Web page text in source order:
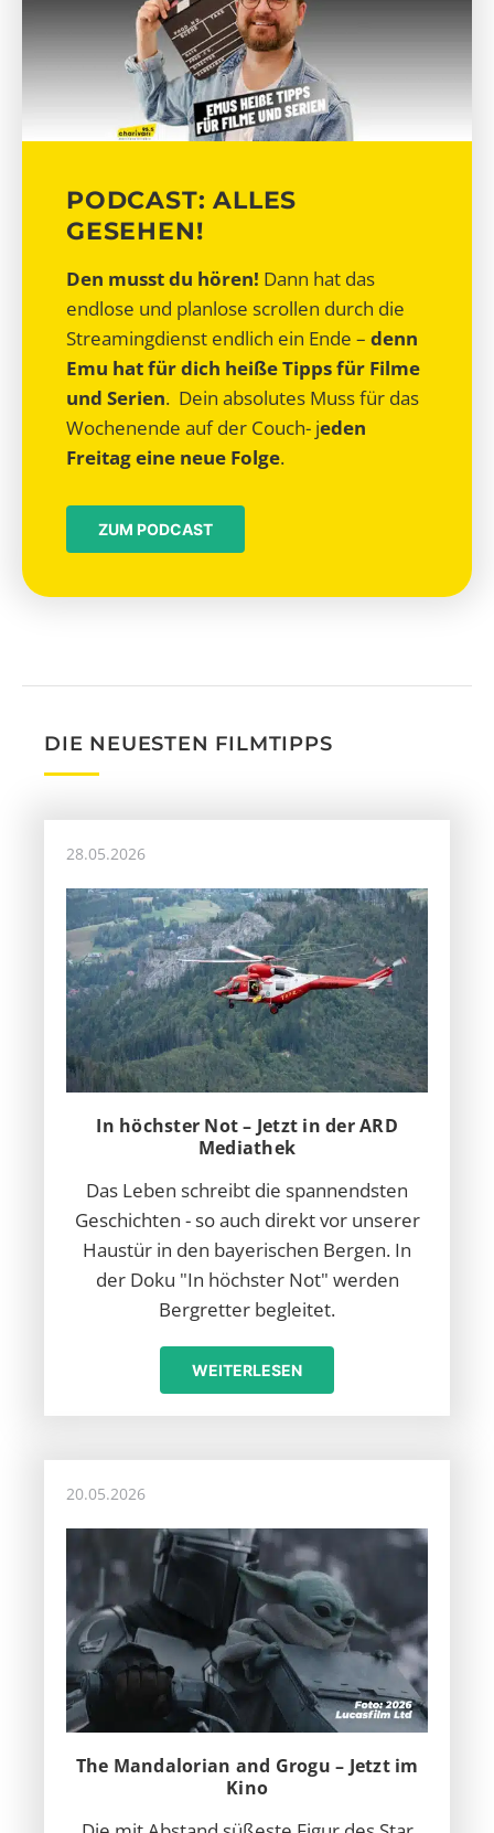
PODCAST: ALLES
GESEHEN!
Den musst du hören! Dann hat das
endlose und planlose scrollen durch die
Streamingdienst endlich ein Ende – denn
Emu hat für dich heiße Tipps für Filme
und Serien. Dein absolutes Muss für das
Wochenende auf der Couch- jeden
Freitag eine neue Folge.
ZUM PODCAST
DIE NEUESTEN FILMTIPPS
28.05.2026
In höchster Not – Jetzt in der ARD
Mediathek
Das Leben schreibt die spannendsten
Geschichten - so auch direkt vor unserer
Haustür in den bayerischen Bergen. In
der Doku "In höchster Not" werden
Bergretter begleitet.
WEITERLESEN
20.05.2026
The Mandalorian and Grogu – Jetzt im
Kino